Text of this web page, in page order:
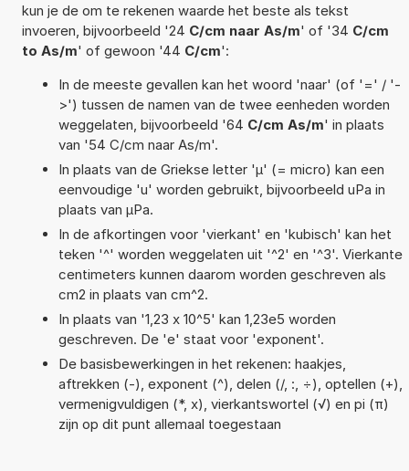
kun je de om te rekenen waarde het beste als tekst
invoeren, bijvoorbeeld '24 C/cm naar As/m' of '34 C/cm
to As/m' of gewoon '44 C/cm':
In de meeste gevallen kan het woord 'naar' (of '=' / '-
>') tussen de namen van de twee eenheden worden
weggelaten, bijvoorbeeld '64 C/cm As/m' in plaats
van '54 C/cm naar As/m'.
In plaats van de Griekse letter 'µ' (= micro) kan een
eenvoudige 'u' worden gebruikt, bijvoorbeeld uPa in
plaats van µPa.
In de afkortingen voor 'vierkant' en 'kubisch' kan het
teken '^' worden weggelaten uit '^2' en '^3'. Vierkante
centimeters kunnen daarom worden geschreven als
cm2 in plaats van cm^2.
In plaats van '1,23 x 10^5' kan 1,23e5 worden
geschreven. De 'e' staat voor 'exponent'.
De basisbewerkingen in het rekenen: haakjes,
aftrekken (-), exponent (^), delen (/, :, ÷), optellen (+),
vermenigvuldigen (*, x), vierkantswortel (√) en pi (π)
zijn op dit punt allemaal toegestaan